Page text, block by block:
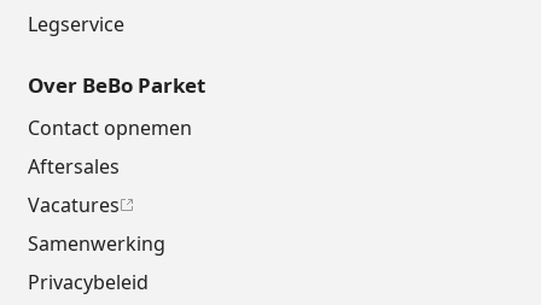
Legservice
Over BeBo Parket
Contact opnemen
Aftersales
Vacatures
Samenwerking
Privacybeleid